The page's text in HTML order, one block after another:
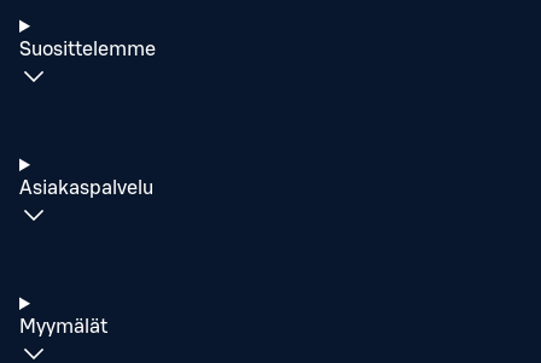
Suosittelemme
Asiakaspalvelu
Myymälät